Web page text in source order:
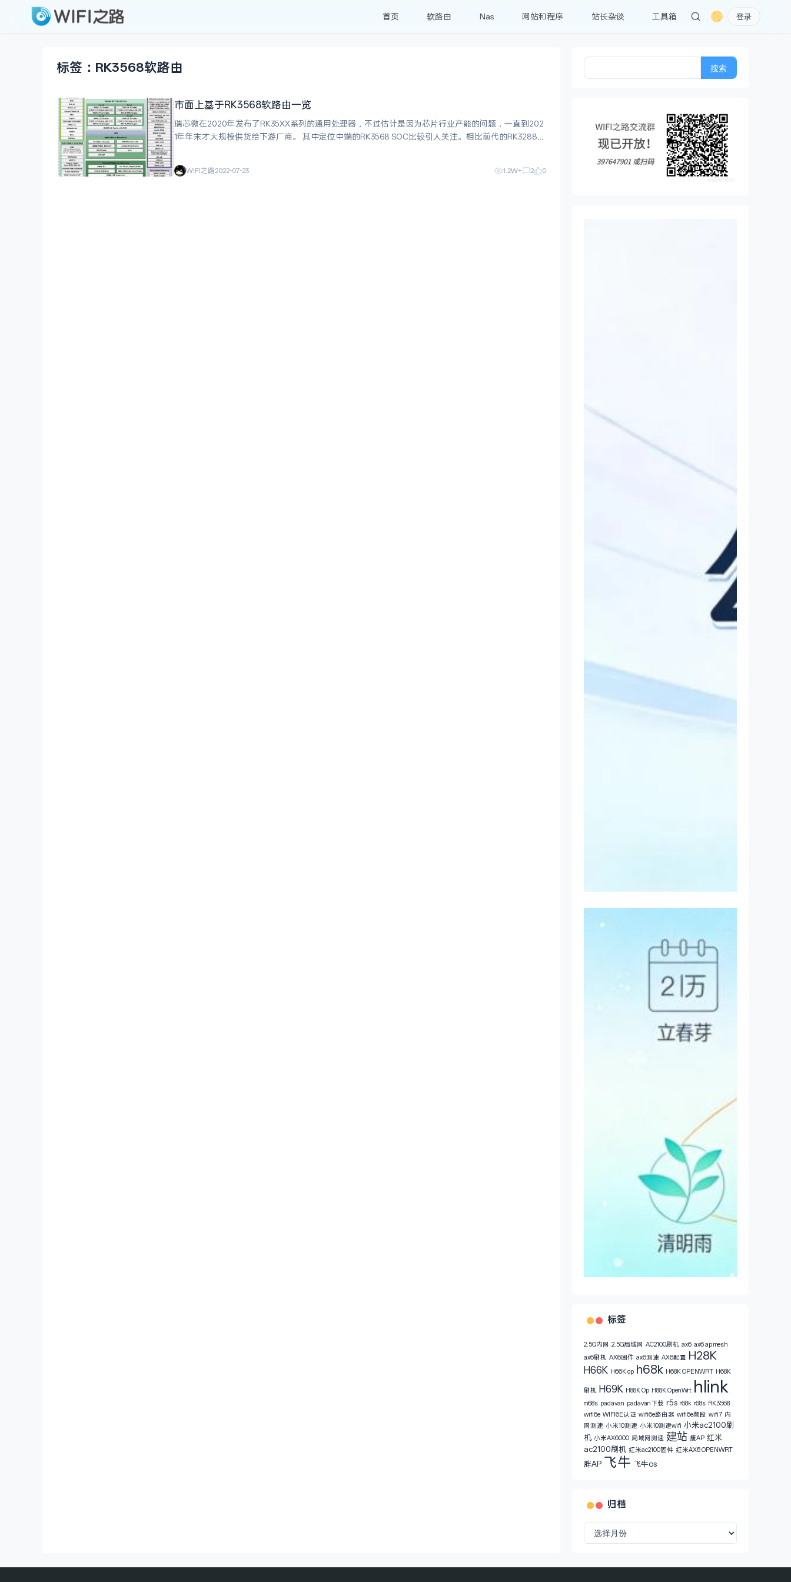
首页 软路由 Nas 网站和程序 站长杂谈 工具箱 登录
标签：RK3568软路由
市面上基于RK3568软路由一览
瑞芯微在2020年发布了RK35XX系列的通用处理器，不过估计是因为芯片行业产能的问题，一直到202
1年年末才大规模供货给下游厂商。 其中定位中端的RK3568 SOC比较引人关注。相比前代的RK3288，
WIFI之路2022-07-23 1.2W+ 2 0
标签
2.5G内网 2.5G局域网 AC2100刷机 ax6 ax6 ap mesh
ax6刷机 AX6固件 ax6测速 AX6配置 H28K
H66K H66K op h68k H68K OPENWRT H68K
刷机 H69K H88K Op H88K OpenWrt hlink
m68s padavan padavan下载 r5s r68k r68s RK3568
wifi6e WIFI6E认证 wifi6e路由器 wifi6e频段 wifi7 内
网测速 小米10测速 小米10测速wifi 小米ac2100刷
机 小米AX6000 局域网测速 建站 瘦AP 红米
ac2100刷机 红米ac2100固件 红米AX6 OPENWRT
胖AP 飞牛 飞牛os
归档
归